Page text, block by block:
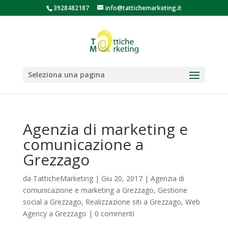
3928482187 info@tattichemarketing.it
Seleziona una pagina
Agenzia di marketing e
comunicazione a
Grezzago
da TatticheMarketing| Giu 20, 2017| Agenzia di
comunicazione e marketing a Grezzago, Gestione
social a Grezzago, Realizzazione siti a Grezzago, Web
Agency a Grezzago | 0 commenti